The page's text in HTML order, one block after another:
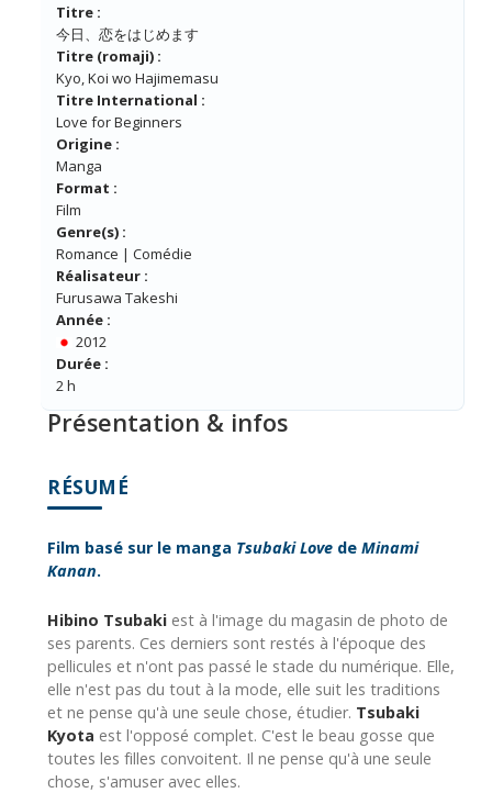
Titre :
今日、恋をはじめます
Titre (romaji) :
Kyo, Koi wo Hajimemasu
Titre International :
Love for Beginners
Origine :
Manga
Format :
Film
Genre(s) :
Romance | Comédie
Réalisateur :
Furusawa Takeshi
Année :
2012
Durée :
2 h
Présentation & infos
RÉSUMÉ
Film basé sur le manga Tsubaki Love de Minami
Kanan.
Hibino Tsubaki est à l'image du magasin de photo de
ses parents. Ces derniers sont restés à l'époque des
pellicules et n'ont pas passé le stade du numérique. Elle,
elle n'est pas du tout à la mode, elle suit les traditions
et ne pense qu'à une seule chose, étudier. Tsubaki
Kyota est l'opposé complet. C'est le beau gosse que
toutes les filles convoitent. Il ne pense qu'à une seule
chose, s'amuser avec elles.